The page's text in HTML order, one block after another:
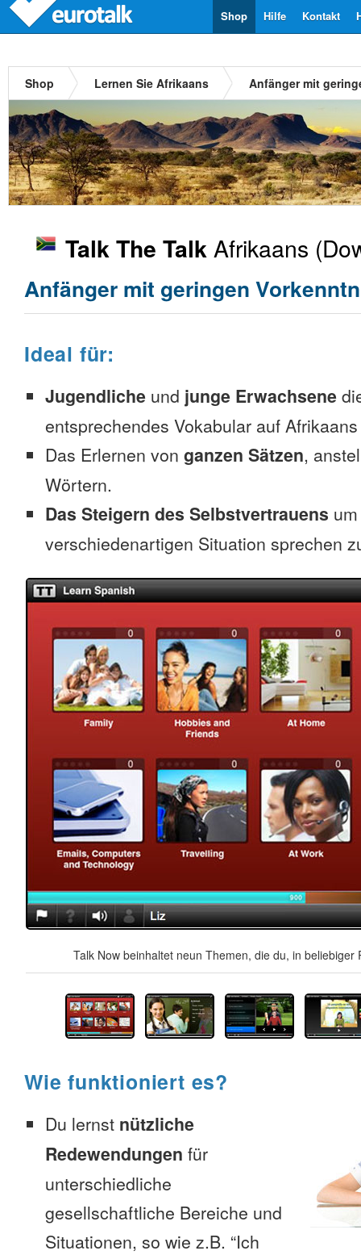
Kontakt
Hilfe
Shop
Shop Lernen Sie Afrikaans Anfänger mit
Talk The Talk Afrikaans
Anfänger mit geringen
Ideal für:
Jugendliche und junge Erwachsene
entsprechendes Vokabular auf
Das Erlernen von ganzen Sätzen,
Wörtern.
Das Steigern des Selbstvertrauens
verschiedenartigen Situation sprechen
Talk Now beinhaltet neun Themen, die du, in
Wie funktioniert es?
Du lernst nützliche
Redewendungen für
unterschiedliche
gesellschaftliche Bereiche und
Situationen, so wie z.B. “Ich